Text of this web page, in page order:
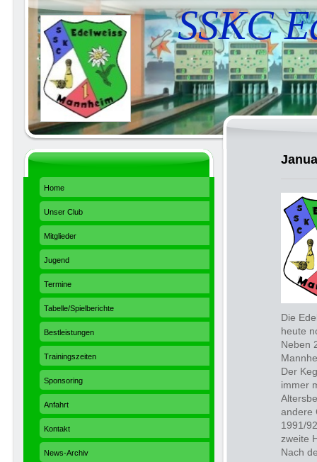
SSKC
Die
heute
Neben
Der
immer
andere
1991/
zweite
Nach
Home
Unser Club
Mitglieder
Jugend
Termine
Tabelle/Spielberichte
Bestleistungen
Trainingszeiten
Sponsoring
Anfahrt
Kontakt
News-Archiv